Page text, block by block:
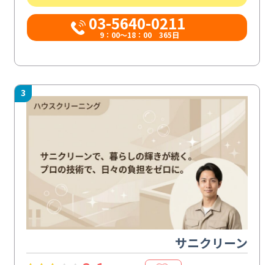
03-5640-0211
9：00～18：00 365日
3
サニクリーン